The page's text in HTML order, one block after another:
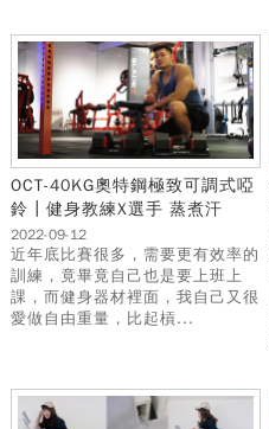
OCT-40KG奧特鋼極致可調式啞
鈴┃健身教練X選手 蒸煮汗
2022-09-12
近年底比賽很多，需要更有效率的
訓練，竟畢竟自己也是要上班上
課，而健身器材裡面，我自己又很
愛做自由重量，比起槓...